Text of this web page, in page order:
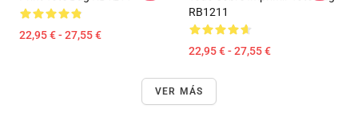
22,95 € - 27,55 €
RB1211
22,95 € - 27,55 €
VER MÁS